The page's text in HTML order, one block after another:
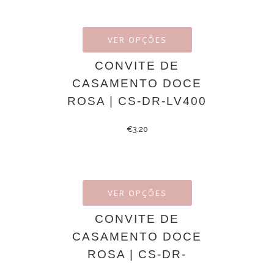
VER OPÇÕES
CONVITE DE
CASAMENTO DOCE
ROSA | CS-DR-LV400
€3.20
VER OPÇÕES
CONVITE DE
CASAMENTO DOCE
ROSA | CS-DR-